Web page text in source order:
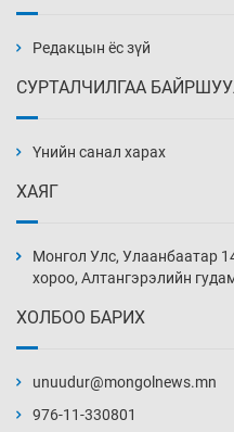
21 цаг 30 мин
нэмэгджээ
22 цаг 0 мин
22 цаг 30 мин
Редакцын ёс зүй
СУРТАЛЧИЛГАА
Үнийн санал харах
ХАЯГ
Монгол Улс, Улаанбаатар
хороо, Алтангэрэлийн
ХОЛБОО БАРИХ
unuudur@mongolnews.mn
976-11-330801